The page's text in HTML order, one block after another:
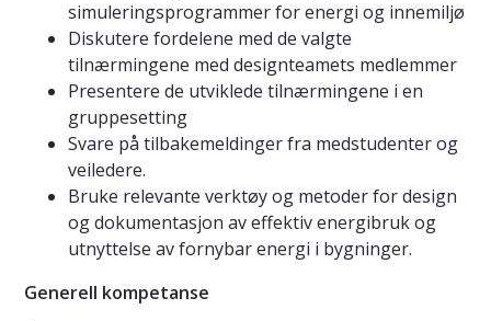
simuleringsprogrammer for energi og innemiljø
Diskutere fordelene med de valgte
tilnærmingene med designteamets medlemmer
Presentere de utviklede tilnærmingene i en
gruppesetting
Svare på tilbakemeldinger fra medstudenter og
veiledere.
Bruke relevante verktøy og metoder for design
og dokumentasjon av effektiv energibruk og
utnyttelse av fornybar energi i bygninger.
Generell kompetanse